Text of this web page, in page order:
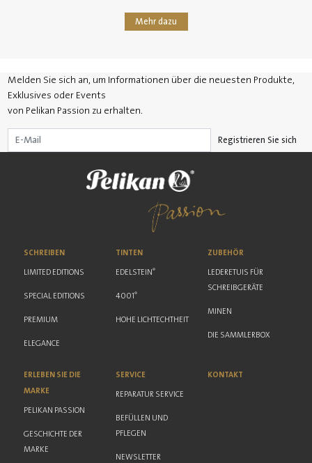
Mehr dazu
Melden Sie sich an, um Informationen über die neuesten Produkte,
Exklusives oder Events
von Pelikan Passion zu erhalten.
Registrieren Sie sich
SCHREIBEN
LIMITED EDITIONS
SPECIAL EDITIONS
PREMIUM
ELEGANCE
TINTEN
EDELSTEIN ®
4001 ®
HOHE LICHTECHTHEIT
ZUBEHÖR
LEDERETUIS FÜR
SCHREIBGERÄTE
MINEN
DIE SAMMLERBOX
ERLEBEN SIE DIE
MARKE
PELIKAN PASSION
GESCHICHTE DER
MARKE
SERVICE
REPARATUR SERVICE
BEFÜLLEN UND
PFLEGEN
NEWSLETTER
KONTAKT